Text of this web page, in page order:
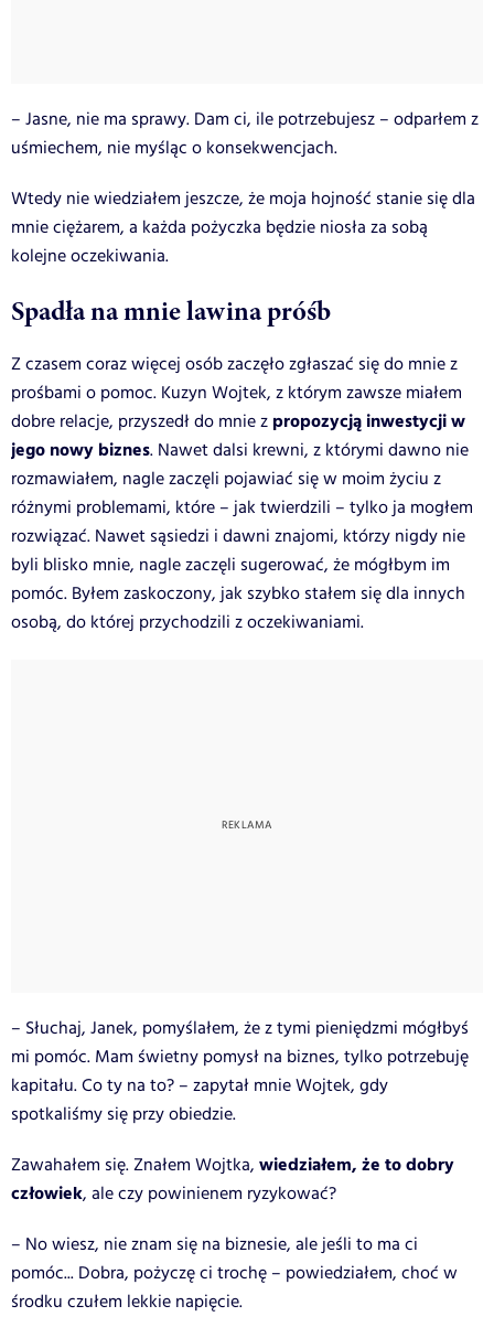
– Jasne, nie ma sprawy. Dam ci, ile potrzebujesz – odparłem z
uśmiechem, nie myśląc o konsekwencjach.
Wtedy nie wiedziałem jeszcze, że moja hojność stanie się dla
mnie ciężarem, a każda pożyczka będzie niosła za sobą
kolejne oczekiwania.
Spadła na mnie lawina próśb
Z czasem coraz więcej osób zaczęło zgłaszać się do mnie z
prośbami o pomoc. Kuzyn Wojtek, z którym zawsze miałem
dobre relacje, przyszedł do mnie z propozycją inwestycji w
jego nowy biznes. Nawet dalsi krewni, z którymi dawno nie
rozmawiałem, nagle zaczęli pojawiać się w moim życiu z
różnymi problemami, które – jak twierdzili – tylko ja mogłem
rozwiązać. Nawet sąsiedzi i dawni znajomi, którzy nigdy nie
byli blisko mnie, nagle zaczęli sugerować, że mógłbym im
pomóc. Byłem zaskoczony, jak szybko stałem się dla innych
osobą, do której przychodzili z oczekiwaniami.
– Słuchaj, Janek, pomyślałem, że z tymi pieniędzmi mógłbyś
mi pomóc. Mam świetny pomysł na biznes, tylko potrzebuję
kapitału. Co ty na to? – zapytał mnie Wojtek, gdy
spotkaliśmy się przy obiedzie.
Zawahałem się. Znałem Wojtka, wiedziałem, że to dobry
człowiek, ale czy powinienem ryzykować?
– No wiesz, nie znam się na biznesie, ale jeśli to ma ci
pomóc... Dobra, pożyczę ci trochę – powiedziałem, choć w
środku czułem lekkie napięcie.